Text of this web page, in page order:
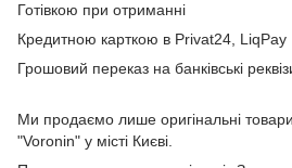
Готівкою при отриманні
Кредитною карткою в Privat24, LiqPay
Грошовий переказ на банківські
Ми продаємо лише оригінальні
"Voronin" у місті Києві.